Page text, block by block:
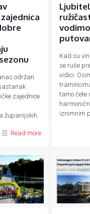
održan
zajednice
županijskih
Read more
Kad su
se ruše
vidici.
tamo ćete
iznimnim